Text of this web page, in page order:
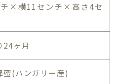
チ×横11センチ×高さ4セ
24ヶ月
蜜(ハンガリー産)